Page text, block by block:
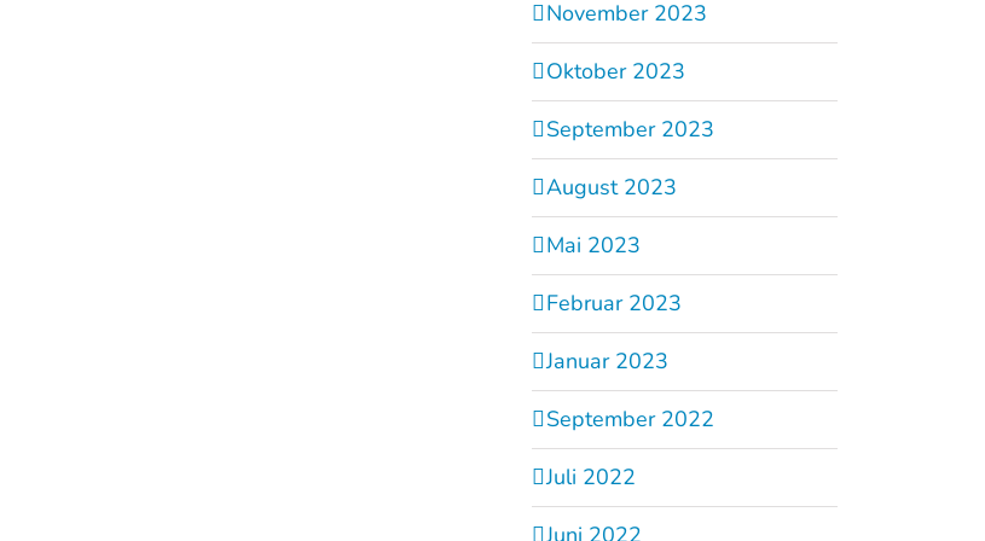
November 2023
Oktober 2023
September 2023
August 2023
Mai 2023
Februar 2023
Januar 2023
September 2022
Juli 2022
Juni 2022